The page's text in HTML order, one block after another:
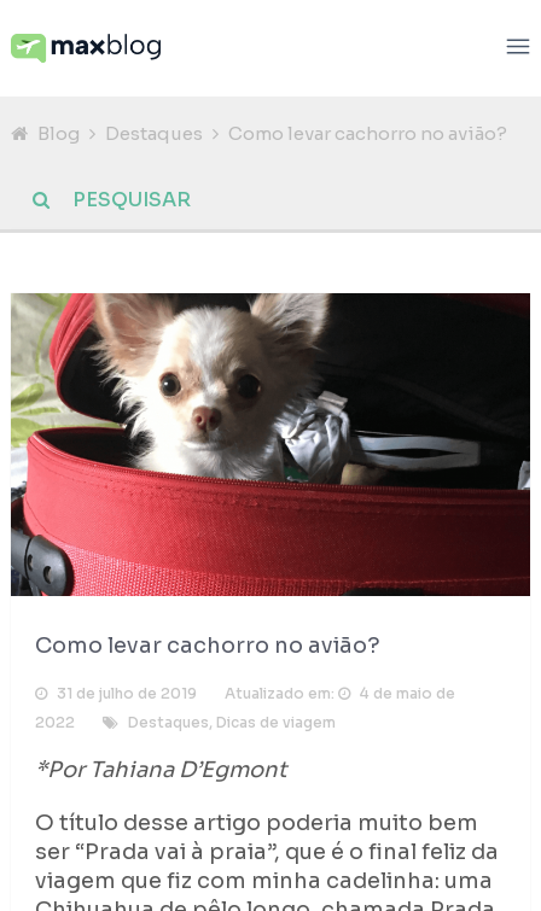
Blog Destaques Como levar cachorro no avião?
Como levar cachorro no avião?
31 de julho de 2019 Atualizado em:
4 de maio de
2022
Destaques, Dicas de viagem
*Por Tahiana D’Egmont
O título desse artigo poderia muito bem
ser “Prada vai à praia”, que é o final feliz da
viagem que fiz com minha cadelinha: uma